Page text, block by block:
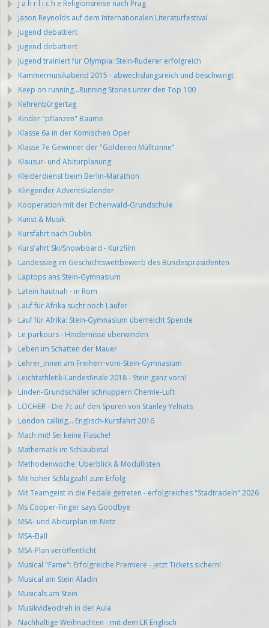
J ä h r l i c h e Religionsreise nach Prag
Jason Reynolds auf dem Internationalen Literaturfestival
Jugend debattiert
Jugend debattiert
Jugend trainiert für Olympia: Stein-Ruderer erfolgreich
Kammermusikabend 2015 - abwechslungsreich und beschwingt
Keep on running...Running Stones unter den Top 100
Kehrenbürgertag
Kinder "pflanzen" Bäume
Klasse 6a in der Komischen Oper
Klasse 7e Gewinner der "Goldenen Mülltonne"
Klausur- und Abiturplanung
Kleiderdienst beim Berlin-Marathon
Klingender Adventskalender
Kooperation mit der Eichenwald-Grundschule
Kunst & Musik
Kursfahrt nach Dublin
Kursfahrt Ski/Snowboard - Kurzfilm
Landessieg im Geschichtswettbewerb des Bundespräsidenten
Laptops ans Stein-Gymnasium
Latein hautnah - in Rom
Lauf für Afrika sucht noch Läufer
Lauf für Afrika: Stein-Gymnasium überreicht Spende
Le parkours - Hindernisse überwinden
Leben im Schatten der Mauer
Lehrer_innen am Freiherr-vom-Stein-Gymnasium
Leichtathletik-Landesfinale 2018 - Stein ganz vorn!
Linden-Grundschüler schnuppern Chemie-Luft
LÖCHER - Die 7c auf den Spuren von Stanley Yelnats
London calling... Englisch-Kursfahrt 2016
Mach mit! Sei keine Flasche!
Mathematik im Schlaubetal
Methodenwoche: Überblick & Modullisten
Mit hoher Schlagzahl zum Erfolg
Mit Teamgeist in die Pedale getreten - erfolgreiches "Stadtradeln" 2026
Ms Cooper-Finger says Goodbye
MSA- und Abiturplan im Netz
MSA-Ball
MSA-Plan veröffentlicht
Musical "Fame": Erfolgreiche Premiere - jetzt Tickets sichern!
Musical am Stein Aladin
Musicals am Stein
Musikvideodreh in der Aula
Nachhaltige Weihnachten - mit dem LK Englisch